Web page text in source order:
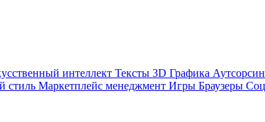
интеллект Тексты 3D Графика
стиль Маркетплейс менеджмент Игры Браузеры